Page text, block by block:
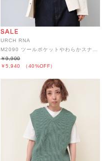
URCH RNA
￥5,940 （40%OFF）
￥9,900